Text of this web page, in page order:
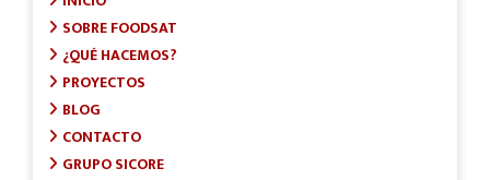
SOBRE FOODSAT
¿QUÉ HACEMOS?
PROYECTOS
BLOG
CONTACTO
GRUPO SICORE